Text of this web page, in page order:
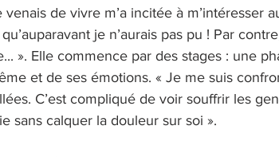
venais de vivre m’a incitée à m’intéresser
je n’aurais pas pu ! Par
». Elle commence par des stages : une
et de ses émotions. « Je me suis
C’est compliqué de voir souffrir les
sans calquer la douleur sur soi ».